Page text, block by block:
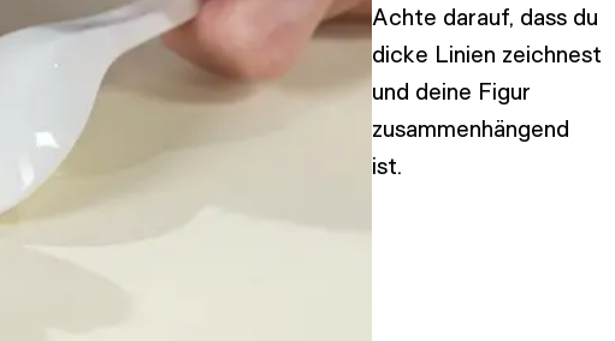
Achte darauf, dass du
dicke Linien zeichnest
und deine Figur
zusammenhängend
ist.